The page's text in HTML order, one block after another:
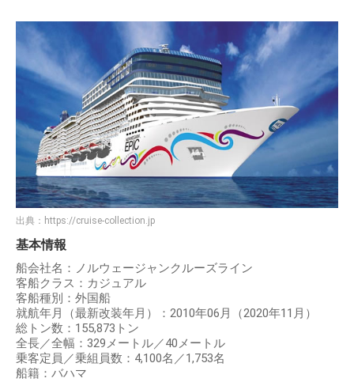
出典： https://cruise-collection.jp
基本情報
船会社名：ノルウェージャンクルーズライン
客船クラス：カジュアル
客船種別：外国船
就航年月（最新改装年月）：2010年06月（2020年11月）
総トン数：155,873トン
全長／全幅：329メートル／40メートル
乗客定員／乗組員数：4,100名／1,753名
船籍：バハマ